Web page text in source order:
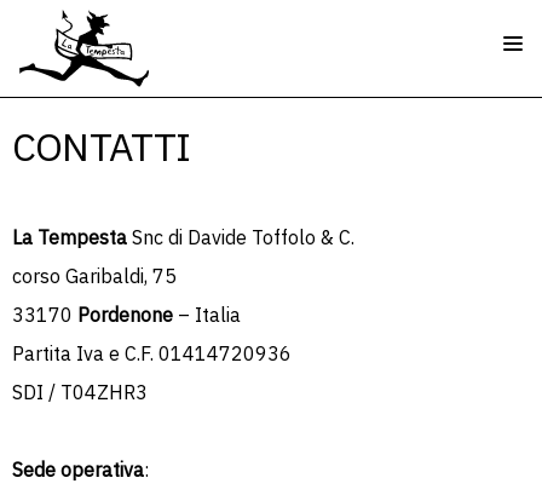
CONTATTI
La Tempesta Snc di Davide Toffolo & C.
corso Garibaldi, 75
33170 Pordenone – Italia
Partita Iva e C.F. 01414720936
SDI / T04ZHR3
Sede operativa: